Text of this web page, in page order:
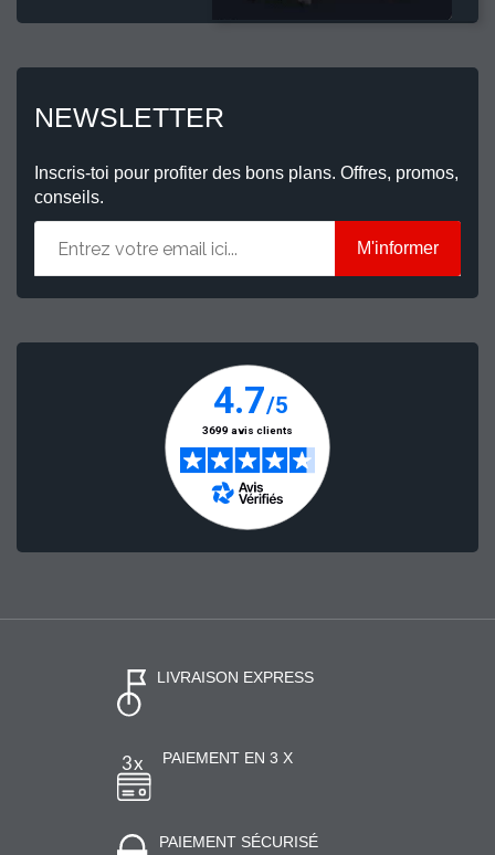
NEWSLETTER
Inscris-toi pour profiter des bons plans. Offres, promos,
conseils.
M'informer
LIVRAISON EXPRESS
PAIEMENT EN 3 X
PAIEMENT SÉCURISÉ